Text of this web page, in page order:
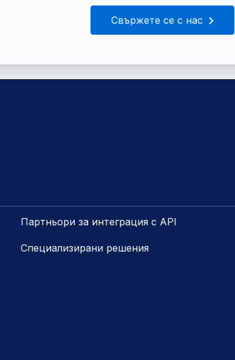
Свържете се с нас
Партньори за интеграция с API
Специализирани решения